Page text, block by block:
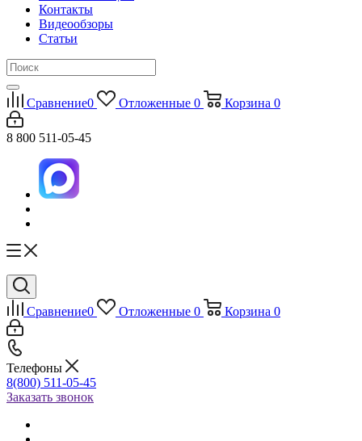
Контакты
Видеообзоры
Статьи
Сравнение0 Отложенные 0 Корзина 0
8 800 511-05-45
Сравнение0 Отложенные 0 Корзина 0
Телефоны
8(800) 511-05-45
Заказать звонок